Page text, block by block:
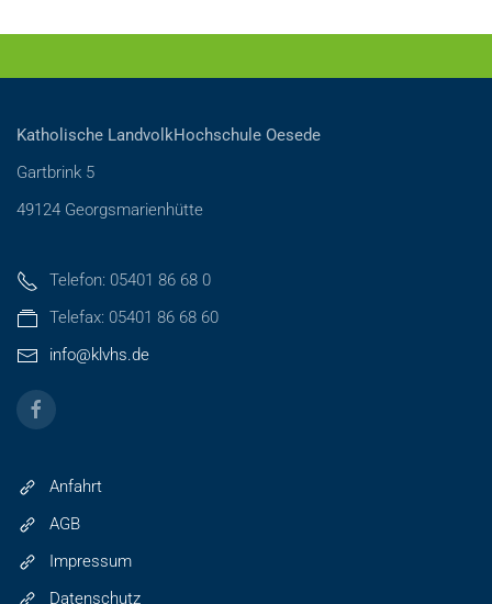
Katholische LandvolkHochschule Oesede
Gartbrink 5
49124 Georgsmarienhütte
Telefon: 05401 86 68 0
Telefax: 05401 86 68 60
info@klvhs.de
Anfahrt
AGB
Impressum
Datenschutz